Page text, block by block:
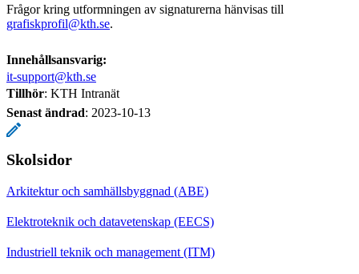
Frågor kring utformningen av signaturerna hänvisas till
grafiskprofil@kth.se.
Innehållsansvarig:
it-support@kth.se
Tillhör: KTH Intranät
Senast ändrad: 2023-10-13
Skolsidor
Arkitektur och samhällsbyggnad (ABE)
Elektroteknik och datavetenskap (EECS)
Industriell teknik och management (ITM)